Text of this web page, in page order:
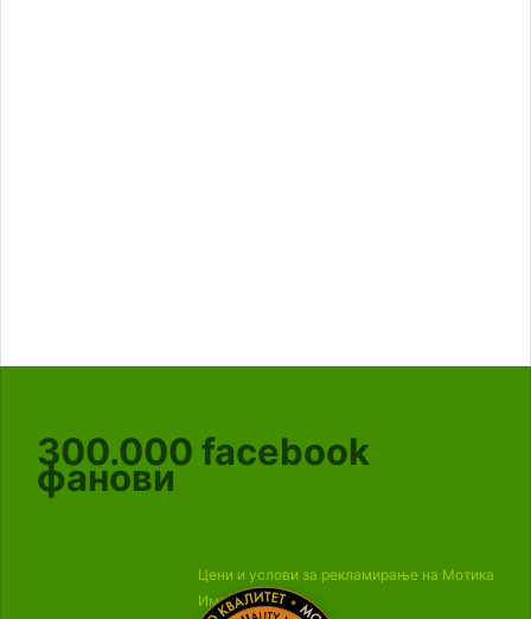
300.000 facebook
фанови
Цени и услови за рекламирање на Мотика
Импресум